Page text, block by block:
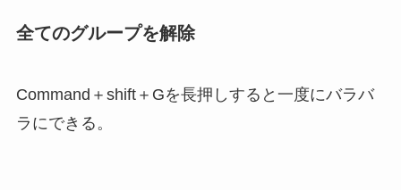
全てのグループを解除
Command＋shift＋Gを長押しすると一度にバラバ
ラにできる。